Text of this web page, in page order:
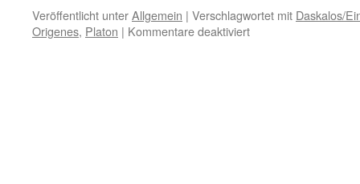
Veröffentlicht unterAllgemein | Verschlagwortet mit Daskalos/
Origenes, Platon | Kommentare deaktiviertfür